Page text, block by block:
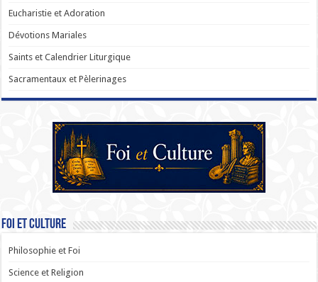
Eucharistie et Adoration
Dévotions Mariales
Saints et Calendrier Liturgique
Sacramentaux et Pèlerinages
Foi et Culture
Philosophie et Foi
Science et Religion